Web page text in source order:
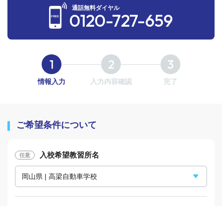
通話無料ダイヤル
0120-727-659
情報入力 入力内容確認 完了
ご希望条件について
入校希望教習所名